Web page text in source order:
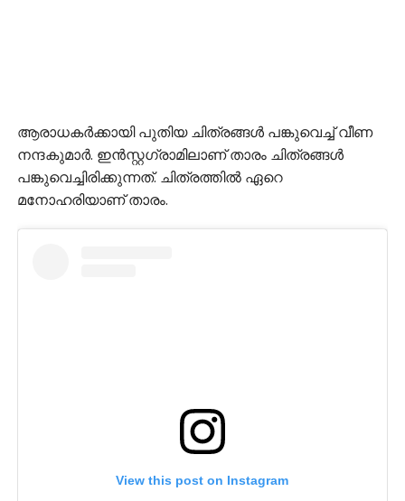
ആരാധകര്‍ക്കായി പുതിയ ചിത്രങ്ങള്‍ പങ്കുവെച്ച് വീണ
നന്ദകുമാര്‍. ഇന്‍സ്റ്റഗ്രാമിലാണ് താരം ചിത്രങ്ങള്‍
പങ്കുവെച്ചിരിക്കുന്നത്. ചിത്രത്തില്‍ ഏറെ
മനോഹരിയാണ് താരം.
View this post on Instagram